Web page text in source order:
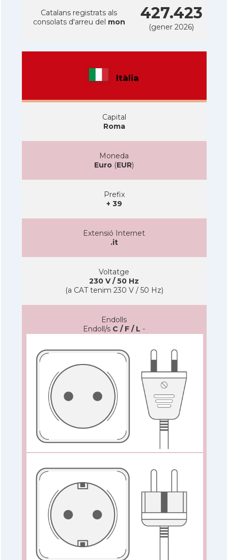
Catalans registrats als
consolats d'arreu del mon 427.423
(gener 2026)
Itàlia
Capital
Roma
Moneda
Euro (EUR)
Prefix
+ 39
Extensió Internet
.it
Voltatge
230 V / 50 Hz
(a CAT tenim 230 V / 50 Hz)
Endolls
Endoll/s C / F / L -